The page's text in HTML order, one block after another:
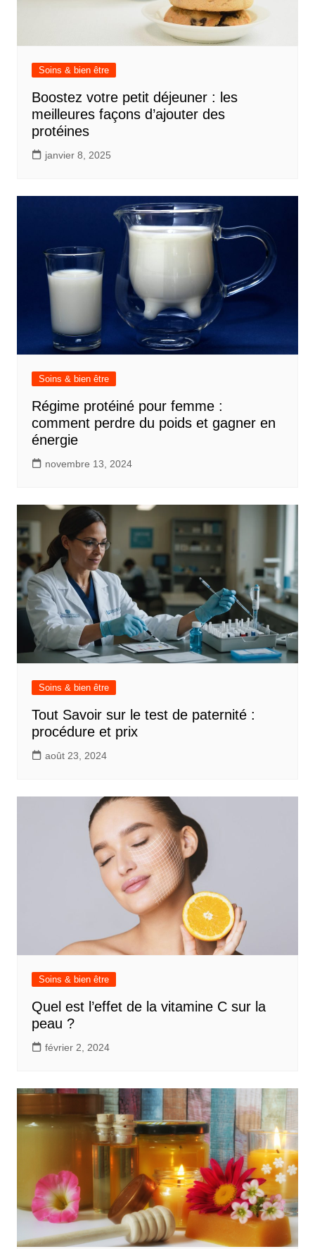
Soins & bien être
Boostez votre petit déjeuner : les
meilleures façons d’ajouter des
protéines
janvier 8, 2025
Soins & bien être
Régime protéiné pour femme :
comment perdre du poids et gagner en
énergie
novembre 13, 2024
Soins & bien être
Tout Savoir sur le test de paternité :
procédure et prix
août 23, 2024
Soins & bien être
Quel est l’effet de la vitamine C sur la
peau ?
février 2, 2024